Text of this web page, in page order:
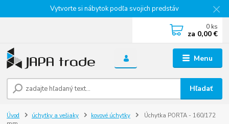
Vytvorte si nábytok podľa svojich predstáv
Menu
Hľadať
0 ks
za 0,00 €
Úvod úchytky a vešiaky kovové úchytky
Úchytka PORTA - 160/172